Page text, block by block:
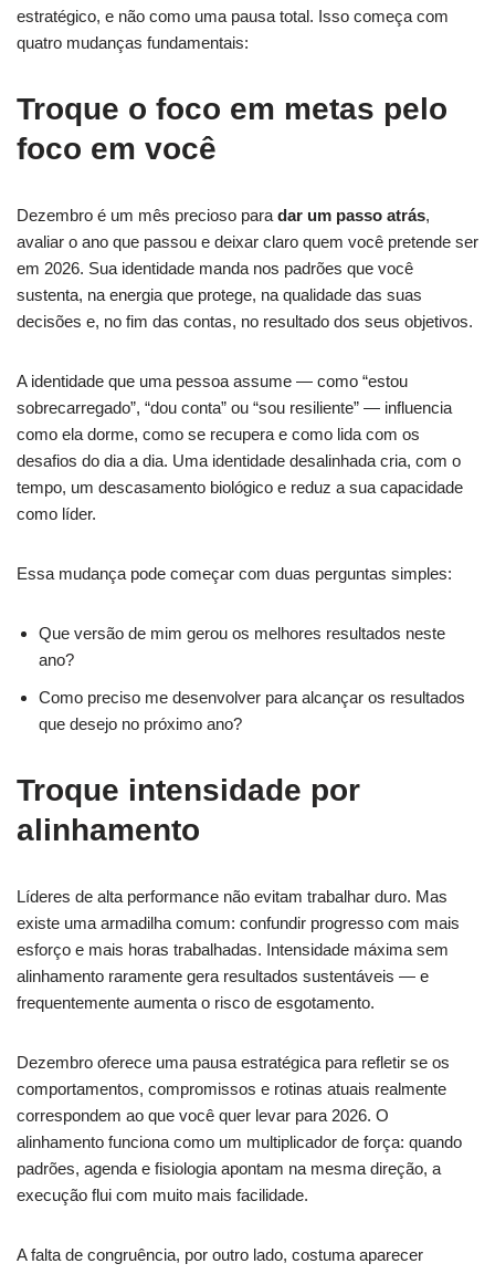
estratégico, e não como uma pausa total. Isso começa com
quatro mudanças fundamentais:
Troque o foco em metas pelo
foco em você
Dezembro é um mês precioso para dar um passo atrás,
avaliar o ano que passou e deixar claro quem você pretende ser
em 2026. Sua identidade manda nos padrões que você
sustenta, na energia que protege, na qualidade das suas
decisões e, no fim das contas, no resultado dos seus objetivos.
A identidade que uma pessoa assume — como “estou
sobrecarregado”, “dou conta” ou “sou resiliente” — influencia
como ela dorme, como se recupera e como lida com os
desafios do dia a dia. Uma identidade desalinhada cria, com o
tempo, um descasamento biológico e reduz a sua capacidade
como líder.
Essa mudança pode começar com duas perguntas simples:
Que versão de mim gerou os melhores resultados neste
ano?
Como preciso me desenvolver para alcançar os resultados
que desejo no próximo ano?
Troque intensidade por
alinhamento
Líderes de alta performance não evitam trabalhar duro. Mas
existe uma armadilha comum: confundir progresso com mais
esforço e mais horas trabalhadas. Intensidade máxima sem
alinhamento raramente gera resultados sustentáveis — e
frequentemente aumenta o risco de esgotamento.
Dezembro oferece uma pausa estratégica para refletir se os
comportamentos, compromissos e rotinas atuais realmente
correspondem ao que você quer levar para 2026. O
alinhamento funciona como um multiplicador de força: quando
padrões, agenda e fisiologia apontam na mesma direção, a
execução flui com muito mais facilidade.
A falta de congruência, por outro lado, costuma aparecer